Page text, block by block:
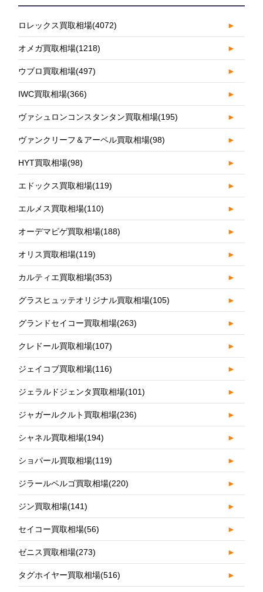
ロレックス買取相場(4072) ►
オメガ買取相場(1218) ►
ウブロ買取相場(497) ►
IWC買取相場(366) ►
ヴァシュロンコンスタンタン買取相場(195) ►
ヴァンクリーフ＆アーペル買取相場(98) ►
HYT買取相場(98) ►
エドックス買取相場(119) ►
エルメス買取相場(110) ►
オーデマピゲ買取相場(188) ►
オリス買取相場(119) ►
カルティエ買取相場(353) ►
グラスヒュッテオリジナル買取相場(105) ►
グランドセイコー買取相場(263) ►
クレドール買取相場(107) ►
ジェイコブ買取相場(116) ►
ジェラルドジェンタ買取相場(101) ►
ジャガールクルト買取相場(236) ►
シャネル買取相場(194) ►
ショパール買取相場(119) ►
ジラールペルゴ買取相場(220) ►
ジン買取相場(141) ►
セイコー買取相場(56) ►
ゼニス買取相場(273) ►
タグホイヤー買取相場(516) ►